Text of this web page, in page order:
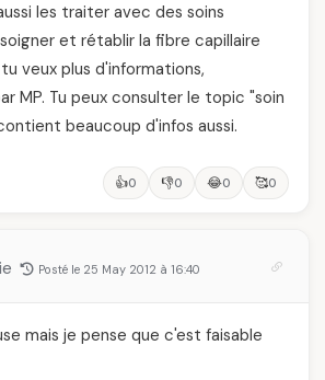
les traiter avec des soins
et rétablir la fibre capillaire
veux plus d'informations,
MP. Tu peux consulter le topic "soin
beaucoup d'infos aussi.
👍0 👎0 😂0 🥰0
Posté le 25 May 2012 à 16:40
mais je pense que c'est faisable